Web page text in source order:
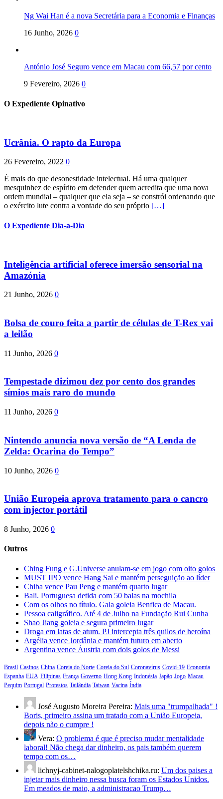
Ng Wai Han é a nova Secretária para a Economia e Finanças
16 Junho, 2026 0
António José Seguro vence em Macau com 66,57 por cento
9 Fevereiro, 2026 0
O Expediente Opinativo
Ucrânia. O rapto da Europa
26 Fevereiro, 2022 0
É mais do que desonestidade intelectual. Há uma qualquer
mesquinhez de espírito em defender quem acredita que uma nova
ordem mundial – qualquer que ela seja – se constrói ordenando que
o exército lute contra a vontade do seu próprio […]
O Expediente Dia-a-Dia
Inteligência artificial oferece imersão sensorial na
Amazónia
21 Junho, 2026 0
Bolsa de couro feita a partir de células de T-Rex vai
a leilão
11 Junho, 2026 0
Tempestade dizimou dez por cento dos grandes
símios mais raro do mundo
11 Junho, 2026 0
Nintendo anuncia nova versão de “A Lenda de
Zelda: Ocarina do Tempo”
10 Junho, 2026 0
União Europeia aprova tratamento para o cancro
com injector portátil
8 Junho, 2026 0
Outros
Ching Fung e G.Universe anulam-se em jogo com oito golos
MUST IPO vence Hang Sai e mantém perseguição ao líder
Chiba vence Pau Peng e mantém quarto lugar
Bali. Portuguesa detida com 50 balas na mochila
Com os olhos no título. Gala goleia Benfica de Macau.
Pessoa caligráfico. Até 4 de Julho na Fundação Rui Cunha
Shao Jiang goleia e segura primeiro lugar
Droga em latas de atum. PJ intercepta três quilos de heroína
Argélia vence Jordânia e mantém futuro em aberto
Argentina vence Áustria com dois golos de Messi
Brasil Casinos China Coreia do Norte Coreia do Sul Coronavírus Covid-19 Economia
Espanha EUA Filipinas França Governo Hong Kong Indonésia Japão Jogo Macau
Pequim Portugal Protestos Tailândia Taiwan Vacina Índia
José Augusto Moreira Pereira: Mais uma "trumpalhada" !
Boris, primeiro assina um tratado com a União Europeia,
depois não o cumpre !
Vera: O problema é que é preciso mudar mentalidade
laboral! Não chega dar dinheiro, os pais também querem
tempo com os…
lichnyj-cabinet-nalogoplatelshchika.ru: Um dos paises a
injetar mais dinheiro nessa busca foram os Estados Unidos.
Em meados de maio, a administracao Trump…